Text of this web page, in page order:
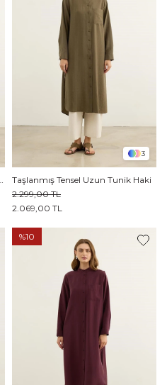
3
Taşlanmış Tensel Uzun Tunik Haki
2.069,00 TL
2.299,00 TL
%10